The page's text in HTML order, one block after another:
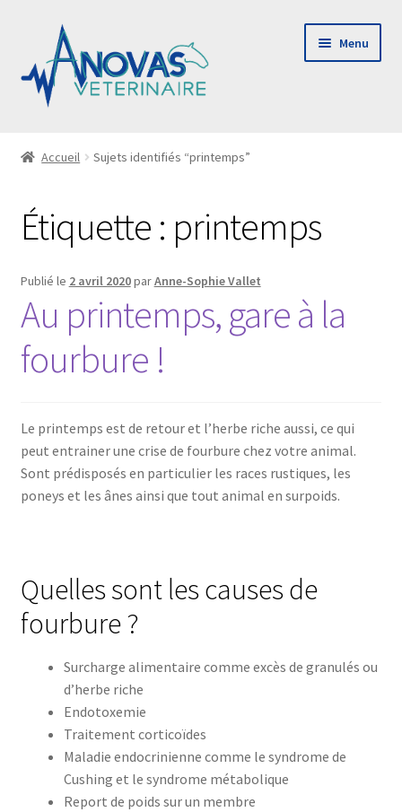
la
navigation
contenu
Menu
Payer ma facture
Contact
Accueil Sujets identifiés “printemps”
Étiquette : printemps
Publié le 2 avril 2020parAnne-Sophie Vallet
Au printemps, gare à la
fourbure !
Le printemps est de retour et l’herbe riche aussi, ce qui
peut entrainer une crise de fourbure chez votre animal.
Sont prédisposés en particulier les races rustiques, les
poneys et les ânes ainsi que tout animal en surpoids.
Quelles sont les causes de
fourbure ?
Surcharge alimentaire comme excès de granulés ou
d’herbe riche
Endotoxemie
Traitement corticoïdes
Maladie endocrinienne comme le syndrome de
Cushing et le syndrome métabolique
Report de poids sur un membre